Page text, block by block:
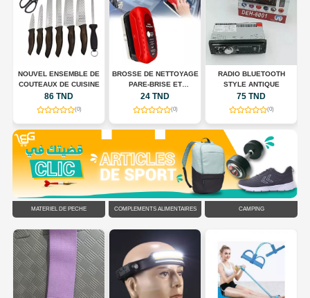
NOUVEL ENSEMBLE DE
COUTEAUX DE CUISINE
86 TND
(0)
BROSSE DE NETTOYAGE
PARE-BRISE ET
RÉTROVISEURS
24 TND
(0)
RADIO BLUETOOTH
STYLE ANTIQUE
75 TND
(0)
MATÉRIEL DE PÊCHE COMPLÉMENTS ALIMENTAIRES CAMPING